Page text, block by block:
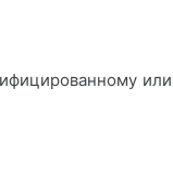
или